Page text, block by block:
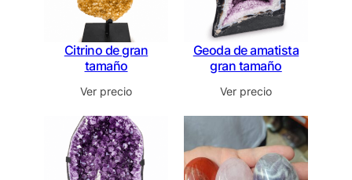
Citrino de gran
tamaño
Ver precio
Geoda de amatista
gran tamaño
Ver precio